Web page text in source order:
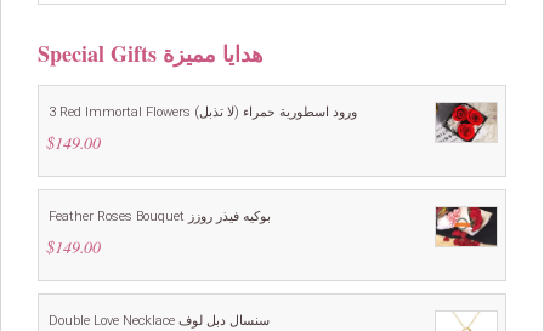
Special Gifts هدايا مميزة
3 Red Immortal Flowers ورود اسطورية حمراء (لا تذبل)
$149.00
Feather Roses Bouquet بوكيه فيذر روزز
$149.00
Double Love Necklace سنسال دبل لوف